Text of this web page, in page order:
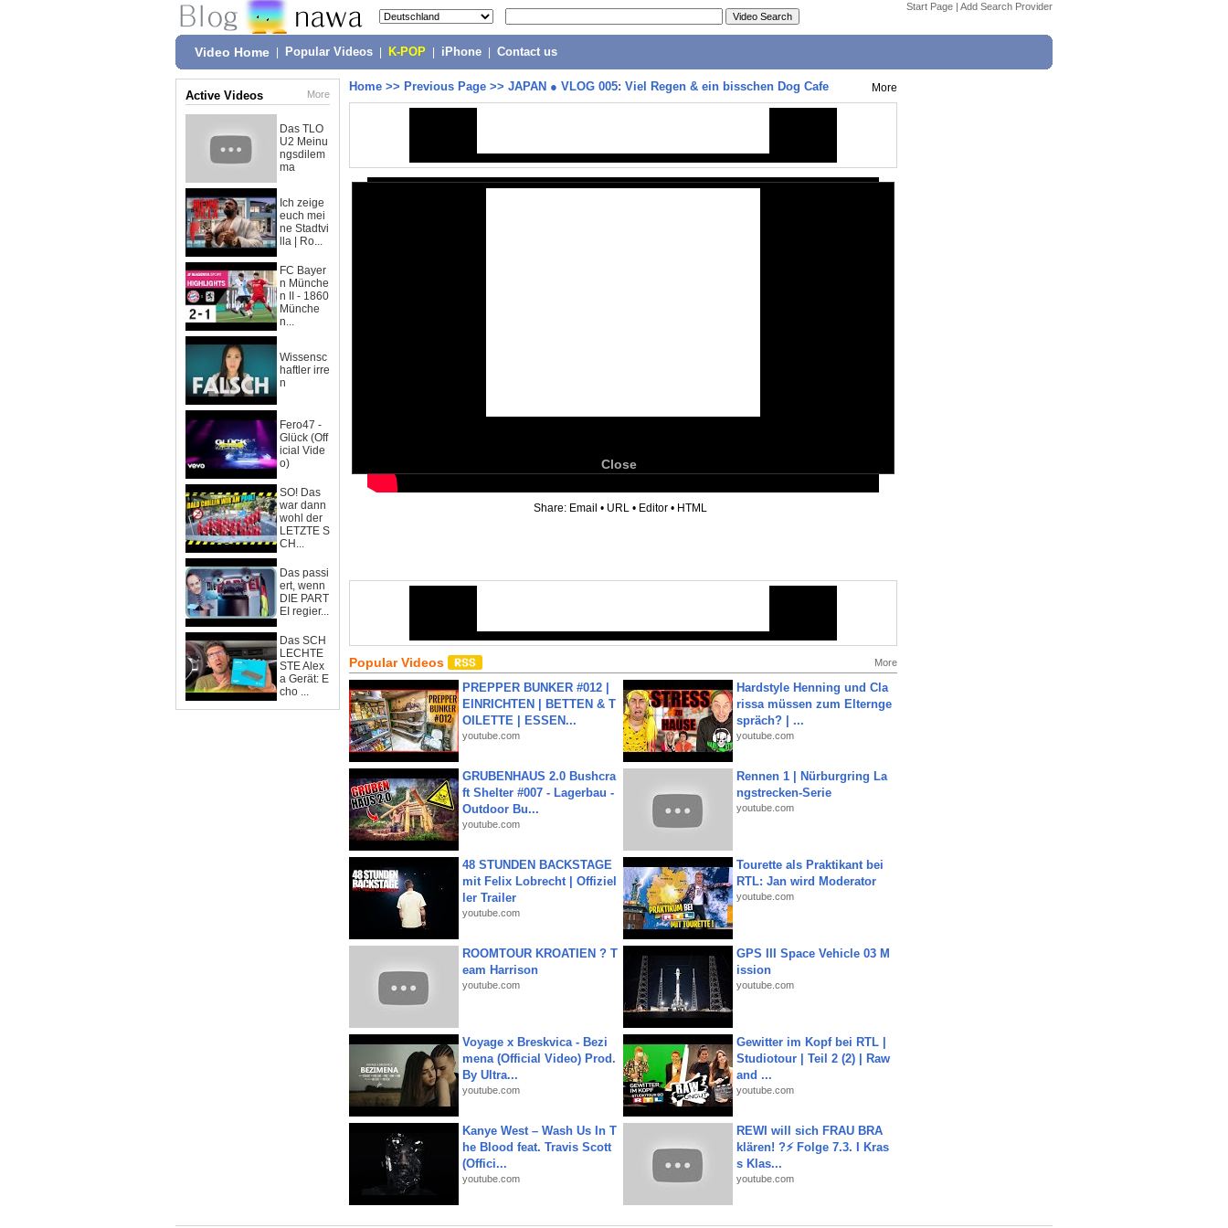
Start Page | Add Search Provider
Video Home Popular Videos K-POP iPhone Contact us
Active Videos More
Das TLO
U2 Meinu
ngsdilem
ma
Ich zeige
euch mei
ne Stadtvi
lla | Ro...
FC Bayer
n Münche
n II - 1860
Münche
n...
Wissensc
haftler irre
n
Fero47 -
Glück (Off
icial Vide
o)
SO! Das
war dann
wohl der
LETZTE S
CH...
Das passi
ert, wenn
DIE PART
EI regier...
Das SCH
LECHTE
STE Alex
a Gerät: E
cho ...
Home >> Previous Page >> JAPAN ● VLOG 005: Viel Regen & ein bisschen Dog Cafe More
Close
Share: Email • URL • Editor • HTML
Popular Videos More
PREPPER BUNKER #012 |
EINRICHTEN | BETTEN & T
OILETTE | ESSEN...
youtube.com
Hardstyle Henning und Cla
rissa müssen zum Elternge
spräch? | ...
youtube.com
GRUBENHAUS 2.0 Bushcra
ft Shelter #007 - Lagerbau -
Outdoor Bu...
youtube.com
Rennen 1 | Nürburgring La
ngstrecken-Serie
youtube.com
48 STUNDEN BACKSTAGE
mit Felix Lobrecht | Offiziel
ler Trailer
youtube.com
Tourette als Praktikant bei
RTL: Jan wird Moderator
youtube.com
ROOMTOUR KROATIEN ? T
eam Harrison
youtube.com
GPS III Space Vehicle 03 M
ission
youtube.com
Voyage x Breskvica - Bezi
mena (Official Video) Prod.
By Ultra...
youtube.com
Gewitter im Kopf bei RTL |
Studiotour | Teil 2 (2) | Raw
and ...
youtube.com
Kanye West – Wash Us In T
he Blood feat. Travis Scott
(Offici...
youtube.com
REWI will sich FRAU BRA
klären! ?⚡️ Folge 7.3. I Kras
s Klas...
youtube.com